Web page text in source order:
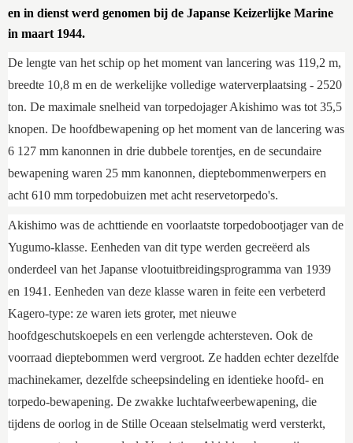
en in dienst werd genomen bij de Japanse Keizerlijke Marine
in maart 1944.
De lengte van het schip op het moment van lancering was 119,2 m,
breedte 10,8 m en de werkelijke volledige waterverplaatsing - 2520
ton. De maximale snelheid van torpedojager Akishimo was tot 35,5
knopen. De hoofdbewapening op het moment van de lancering was
6 127 mm kanonnen in drie dubbele torentjes, en de secundaire
bewapening waren 25 mm kanonnen, dieptebommenwerpers en
acht 610 mm torpedobuizen met acht reservetorpedo's.
Akishimo was de achttiende en voorlaatste torpedobootjager van de
Yugumo-klasse. Eenheden van dit type werden gecreëerd als
onderdeel van het Japanse vlootuitbreidingsprogramma van 1939
en 1941. Eenheden van deze klasse waren in feite een verbeterd
Kagero-type: ze waren iets groter, met nieuwe
hoofdgeschutskoepels en een verlengde achtersteven. Ook de
voorraad dieptebommen werd vergroot. Ze hadden echter dezelfde
machinekamer, dezelfde scheepsindeling en identieke hoofd- en
torpedo-bewapening. De zwakke luchtafweerbewapening, die
tijdens de oorlog in de Stille Oceaan stelselmatig werd versterkt,